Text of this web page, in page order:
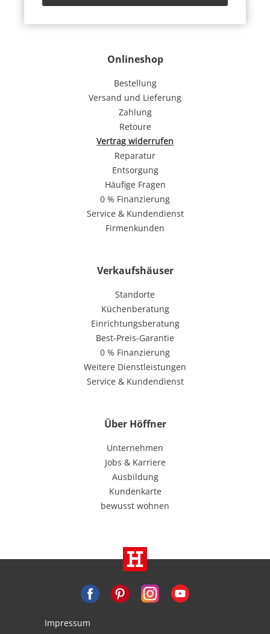
Onlineshop
Bestellung
Versand und Lieferung
Zahlung
Retoure
Vertrag widerrufen
Reparatur
Entsorgung
Häufige Fragen
0 % Finanzierung
Service & Kundendienst
Firmenkunden
Verkaufshäuser
Standorte
Küchenberatung
Einrichtungsberatung
Best-Preis-Garantie
0 % Finanzierung
Weitere Dienstleistungen
Service & Kundendienst
Über Höffner
Unternehmen
Jobs & Karriere
Ausbildung
Kundenkarte
bewusst wohnen
Impressum